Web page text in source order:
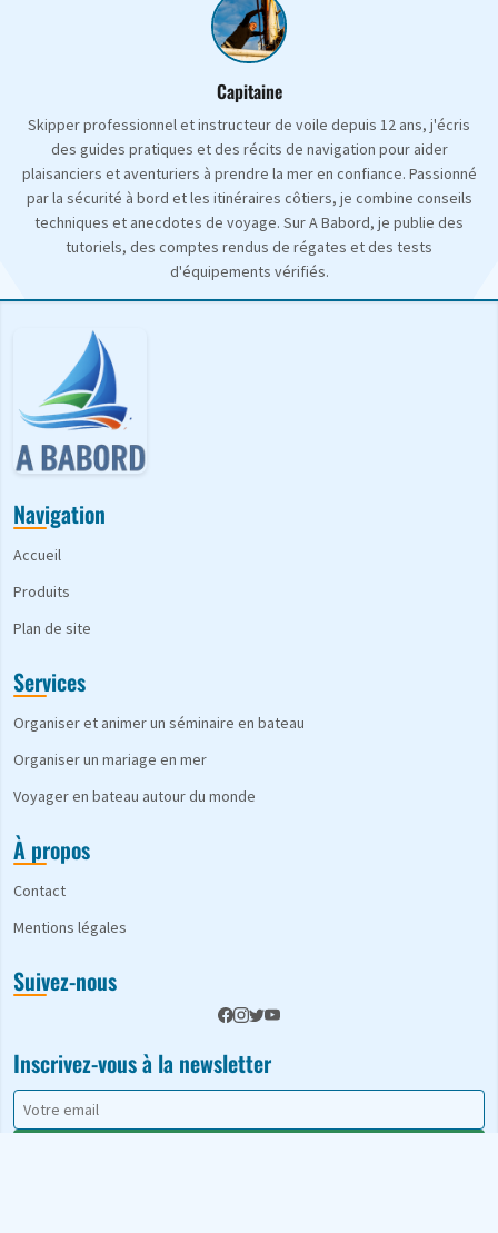
Capitaine
Skipper professionnel et instructeur de voile depuis 12 ans, j'écris
des guides pratiques et des récits de navigation pour aider
plaisanciers et aventuriers à prendre la mer en confiance. Passionné
par la sécurité à bord et les itinéraires côtiers, je combine conseils
techniques et anecdotes de voyage. Sur A Babord, je publie des
tutoriels, des comptes rendus de régates et des tests
d'équipements vérifiés.
Navigation
Accueil
Produits
Plan de site
Services
Organiser et animer un séminaire en bateau
Organiser un mariage en mer
Voyager en bateau autour du monde
À propos
Contact
Mentions légales
Suivez-nous
Inscrivez-vous à la newsletter